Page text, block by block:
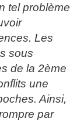
tel problème
Les
sous
de la 2ème
une
Ainsi,
par